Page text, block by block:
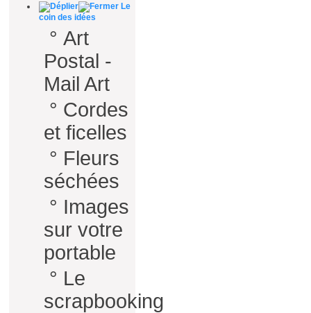
Le
coin des idées
° Art
Postal -
Mail Art
° Cordes
et ficelles
° Fleurs
séchées
° Images
sur votre
portable
° Le
scrapbooking